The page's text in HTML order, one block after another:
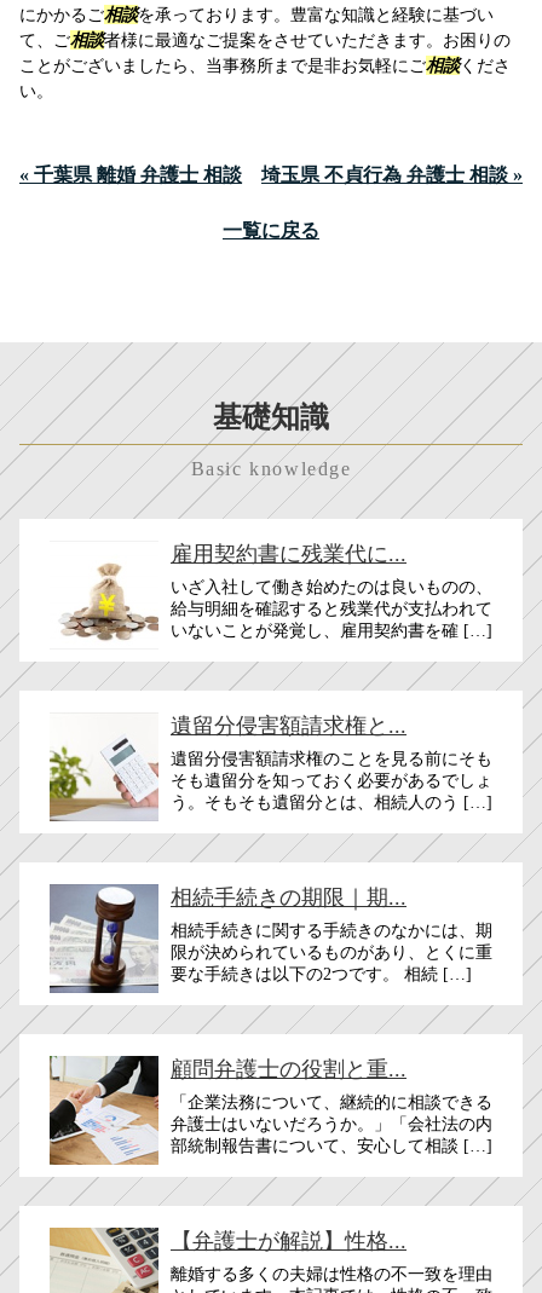
にかかるご相談を承っております。豊富な知識と経験に基づい
て、ご相談者様に最適なご提案をさせていただきます。お困りの
ことがございましたら、当事務所まで是非お気軽にご相談くださ
い。
« 千葉県 離婚 弁護士 相談 埼玉県 不貞行為 弁護士 相談 »
一覧に戻る
基礎知識
Basic knowledge
雇用契約書に残業代に...
いざ入社して働き始めたのは良いものの、
給与明細を確認すると残業代が支払われて
いないことが発覚し、雇用契約書を確 […]
遺留分侵害額請求権と...
遺留分侵害額請求権のことを見る前にそも
そも遺留分を知っておく必要があるでしょ
う。そもそも遺留分とは、相続人のう […]
相続手続きの期限｜期...
相続手続きに関する手続きのなかには、期
限が決められているものがあり、とくに重
要な手続きは以下の2つです。 相続 […]
顧問弁護士の役割と重...
「企業法務について、継続的に相談できる
弁護士はいないだろうか。」「会社法の内
部統制報告書について、安心して相談 […]
【弁護士が解説】性格...
離婚する多くの夫婦は性格の不一致を理由